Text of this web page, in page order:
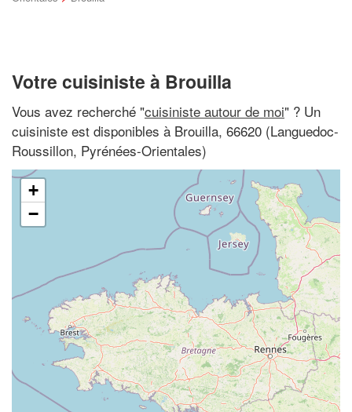
Votre cuisiniste à Brouilla
Vous avez recherché "cuisiniste autour de moi" ? Un
cuisiniste est disponibles à Brouilla, 66620 (Languedoc-
Roussillon, Pyrénées-Orientales)
+
−